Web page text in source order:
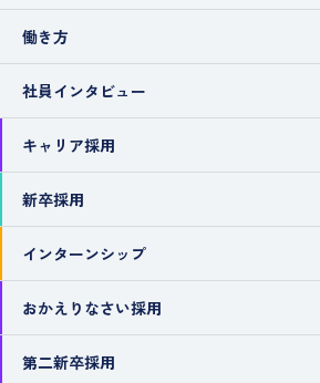
働き方
社員インタビュー
キャリア採用
新卒採用
インターンシップ
おかえりなさい採用
第二新卒採用